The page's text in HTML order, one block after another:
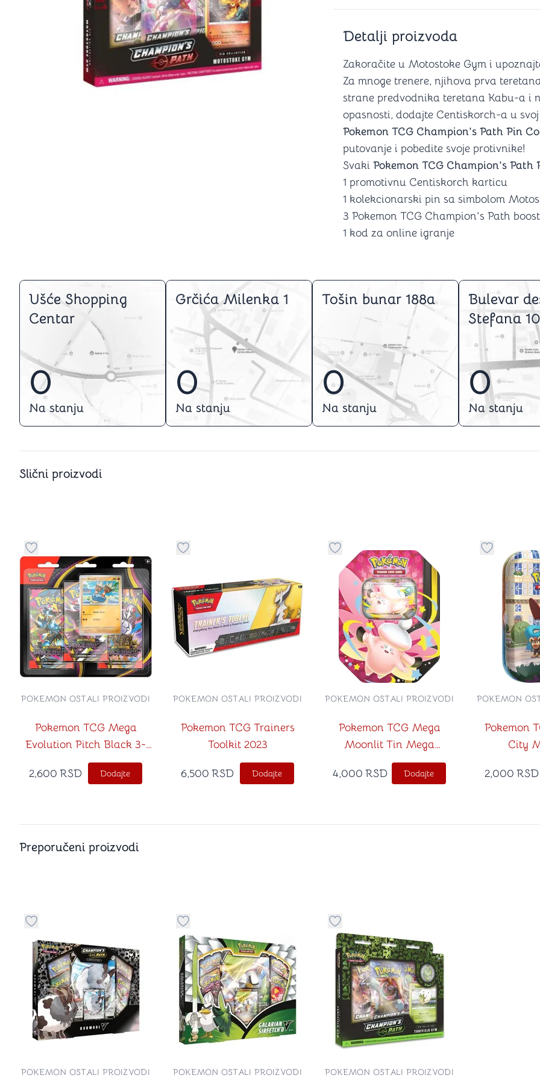
Puzzle 1000 delova
Puzzle 2000 delova
(TCG)
Yu-Gi-Oh
Pokemon
Šah
4 u 1 igre
Backgammon (Tavla)
Podloge
Mozgalice
Hanayama
Kocke
Ostale mozgalice
Stripovi
Detalji proizvoda
Zakoračite u Motostoke Gym i
Za mnoge trenere, njihova prva
strane predvodnika teretana Kabu-a i
opasnosti, dodajte Centiskorch-a u
Pokemon TCG Champion's Path Pin
putovanje i pobedite svoje protivnike!
Svaki Pokemon TCG Champion's
1 promotivnu Centiskorch karticu
1 kolekcionarski pin sa simbolom
3 Pokemon TCG Champion's Path
1 kod za online igranje
Ušće Shopping
Centar
0
Na stanju
Grčića Milenka 1
0
Na stanju
Tošin bunar 188a
0
Na stanju
Bulevar
Stefana
0
Na stanju
Slični proizvodi
Dugme za dodavanje stvari u kategoriju omiljeno
Pokemon TCG Mega
Evolution Pitch Black 3-
Booster Blister Binacle
POKEMON OSTALI PROIZVODI
2,600 RSD Dodajte
Dugme za dodavanje stvari u kategoriju omiljeno
Pokemon TCG Trainers
Toolkit 2023
POKEMON OSTALI PROIZVODI
6,500 RSD Dodajte
Dugme za dodavanje stvari u kategoriju
Pokemon TCG Mega
Moonlit Tin Mega
Clefable ex
POKEMON OSTALI PROIZVODI
4,000 RSD Dodajte
Dugme za
Pokemon
City
POKEMON
2,000 RSD
Preporučeni proizvodi
Dugme za dodavanje stvari u kategoriju omiljeno
POKEMON OSTALI PROIZVODI
Dugme za dodavanje stvari u kategoriju omiljeno
POKEMON OSTALI PROIZVODI
Dugme za dodavanje stvari u kategoriju omiljeno
POKEMON OSTALI PROIZVODI